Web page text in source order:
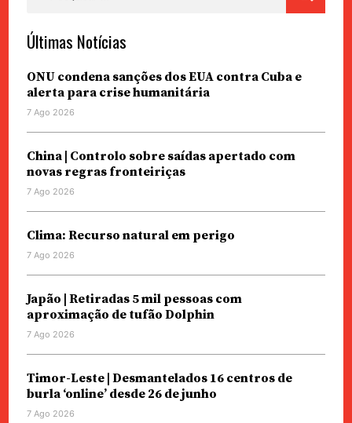
Últimas Notícias
ONU condena sanções dos EUA contra Cuba e
alerta para crise humanitária
7 Ago 2026
China | Controlo sobre saídas apertado com
novas regras fronteiriças
7 Ago 2026
Clima: Recurso natural em perigo
7 Ago 2026
Japão | Retiradas 5 mil pessoas com
aproximação de tufão Dolphin
7 Ago 2026
Timor-Leste | Desmantelados 16 centros de
burla ‘online’ desde 26 de junho
7 Ago 2026